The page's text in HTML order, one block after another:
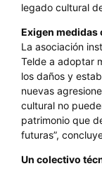
legado cultural
Exigen
La asociación
Telde a adoptar
los daños y
nuevas
cultural no
patrimonio que
futuras”,
Un colectivo